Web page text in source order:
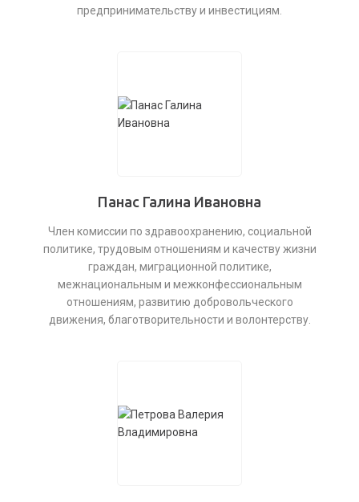
предпринимательству и инвестициям.
Панас Галина Ивановна
Член комиссии по здравоохранению, социальной
политике, трудовым отношениям и качеству жизни
граждан, миграционной политике,
межнациональным и межконфессиональным
отношениям, развитию добровольческого
движения, благотворительности и волонтерству.